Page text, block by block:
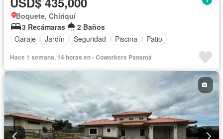
Boquete, Chiriquí
3 Recámaras
2 Baños
Garaje
Jardín Seguridad Piscina Patio
Hace 1 semana, 14 horas en - Coworkers Panamá